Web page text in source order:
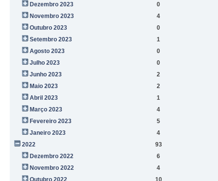
Dezembro 2023
0
Novembro 2023
4
Outubro 2023
0
Setembro 2023
1
Agosto 2023
0
Julho 2023
0
Junho 2023
2
Maio 2023
2
Abril 2023
1
Março 2023
4
Fevereiro 2023
5
Janeiro 2023
4
2022
93
Dezembro 2022
6
Novembro 2022
4
Outubro 2022
10